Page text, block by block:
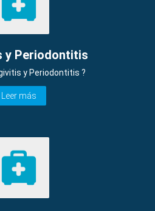
y Periodontitis
y Periodontitis ?
Leer más